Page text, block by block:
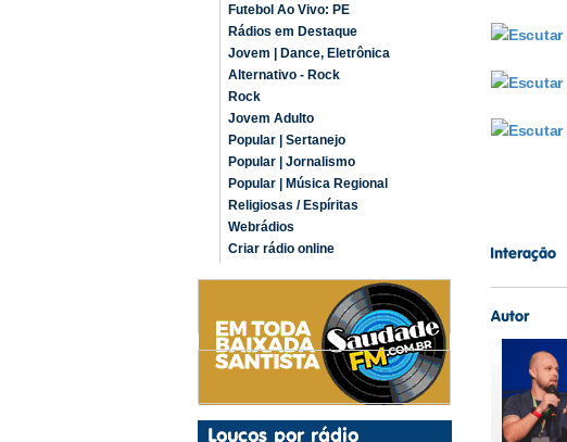
Futebol Ao Vivo: PE
Rádios em Destaque
Jovem | Dance, Eletrônica
Alternativo - Rock
Rock
Jovem Adulto
Popular | Sertanejo
Popular | Jornalismo
Popular | Música Regional
Religiosas / Espíritas
Webrádios
Criar rádio online